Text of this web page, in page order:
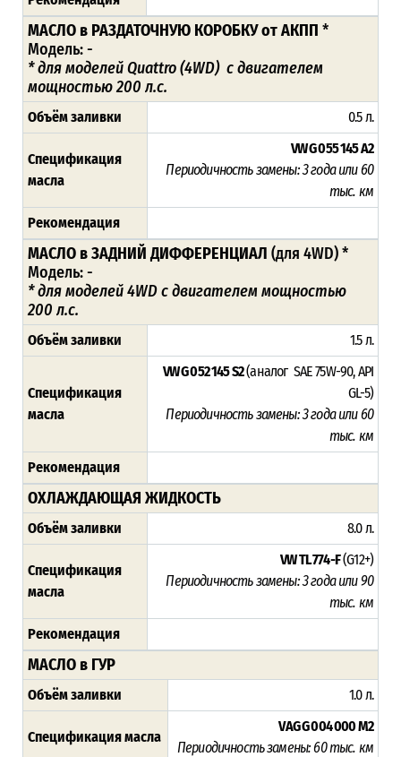
МАСЛО в РАЗДАТОЧНУЮ КОРОБКУ от АКПП *
Модель: -
*для моделейQuattro (4WD) с двигателем
мощностью 200 л.с.
Объём заливки 0.5 л.
Спецификация
масла
VW G 055 145 A2
Периодичность замены: 3 года или 60
тыс. км
Рекомендация
МАСЛО в ЗАДНИЙ ДИФФЕРЕНЦИАЛ (для 4WD) *
Модель: -
* для моделей 4WD с двигателем мощностью
200 л.с.
Объём заливки 1.5 л.
Спецификация
масла
VW G 052 145 S2(аналог SAE 75W-90, API
GL-5)
Периодичность замены: 3 года или 60
тыс. км
Рекомендация
ОХЛАЖДАЮЩАЯ ЖИДКОСТЬ
Объём заливки 8.0 л.
Спецификация
масла
VW TL 774-F(G12+)
Периодичность замены: 3 года или 90
тыс. км
Рекомендация
МАСЛО в ГУР
Объём заливки 1.0 л.
Спецификация масла
VAG G 004 000 M2
Периодичность замены:60 тыс. км